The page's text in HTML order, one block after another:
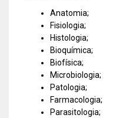
Anatomia;
Fisiologia;
Histologia;
Bioquímica;
Biofísica;
Microbiologia;
Patologia;
Farmacologia;
Parasitologia;